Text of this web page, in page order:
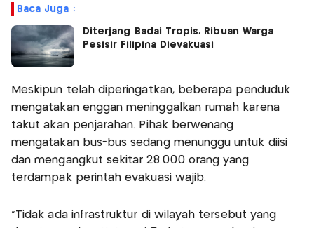
Baca Juga :
Diterjang Badai Tropis, Ribuan Warga
Pesisir Filipina Dievakuasi
Meskipun telah diperingatkan, beberapa penduduk
mengatakan enggan meninggalkan rumah karena
takut akan penjarahan. Pihak berwenang
mengatakan bus-bus sedang menunggu untuk diisi
dan mengangkut sekitar 28.000 orang yang
terdampak perintah evakuasi wajib.
"Tidak ada infrastruktur di wilayah tersebut yang